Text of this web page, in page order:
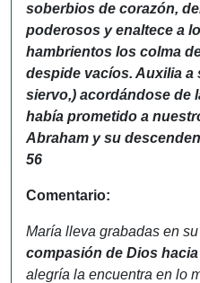
soberbios de corazón,
poderosos y enaltece a
hambrientos los colma
despide vacíos. Auxilia a
siervo,) acordándose de
había prometido a
Abraham y su
56
Comentario:
María lleva grabadas en
compasión de Dios
alegría la encuentra en lo